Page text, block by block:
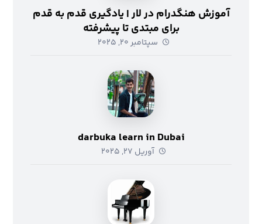
آموزش هنگدرام در لار | یادگیری قدم به قدم
برای مبتدی تا پیشرفته
سپتامبر ۲۰, ۲۰۲۵
darbuka learn in Dubai
آوریل ۲۷, ۲۰۲۵